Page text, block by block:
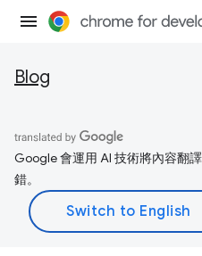
Blog
Google 會運用 AI 技術將內容翻
錯。